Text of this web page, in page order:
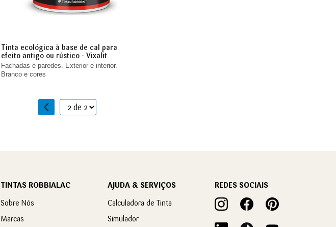
Tinta ecológica à base de cal para
efeito antigo ou rústico - Vixalit
Fachadas e paredes. Exterior e interior.
Branco e cores
1
2
TINTAS ROBBIALAC
Sobre Nós
Marcas
AJUDA & SERVIÇOS
Calculadora de Tinta
Simulador
REDES SOCIAIS